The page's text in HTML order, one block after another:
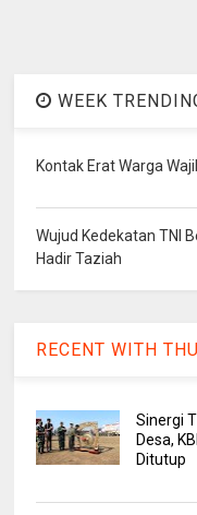
WEEK
Kontak Erat Warga
Wujud Kedekatan TNI
Hadir Taziah
RECENT WITH
Sinergi
Desa,
Ditutup